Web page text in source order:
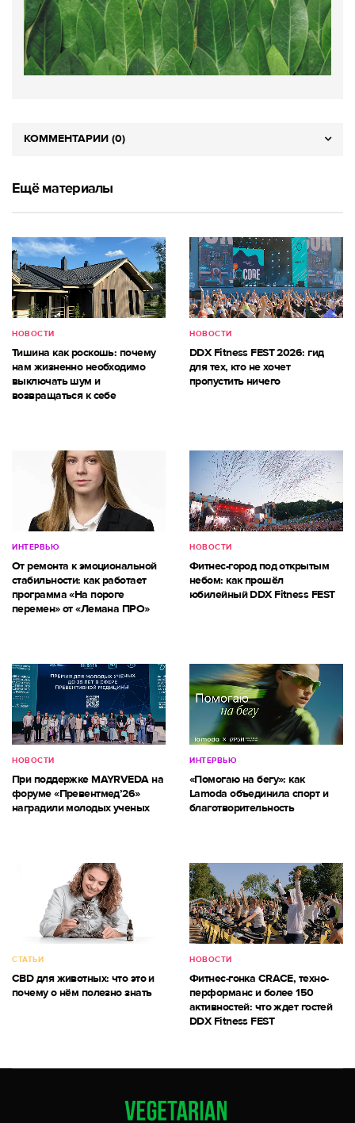
КОММЕНТАРИИ (0)
Ещё материалы
НОВОСТИ
Тишина как роскошь: почему
нам жизненно необходимо
выключать шум и
возвращаться к себе
НОВОСТИ
DDX Fitness FEST 2026: гид
для тех, кто не хочет
пропустить ничего
ИНТЕРВЬЮ
От ремонта к эмоциональной
стабильности: как работает
программа «На пороге
перемен» от «Лемана ПРО»
НОВОСТИ
Фитнес-город под открытым
небом: как прошёл
юбилейный DDX Fitness FEST
НОВОСТИ
При поддержке MAYRVEDA на
форуме «Превентмед’26»
наградили молодых ученых
ИНТЕРВЬЮ
«Помогаю на бегу»: как
Lamoda объединила спорт и
благотворительность
СТАТЬИ
CBD для животных: что это и
почему о нём полезно знать
НОВОСТИ
Фитнес-гонка CRACE, техно-
перформанс и более 150
активностей: что ждет гостей
DDX Fitness FEST